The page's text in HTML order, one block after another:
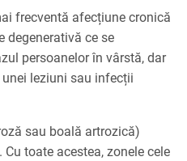
frecventă afecțiune cronică
degenerativă ce se
persoanelor în vârstă, dar
leziuni sau infecții
sau boală artrozică)
toate acestea, zonele cele